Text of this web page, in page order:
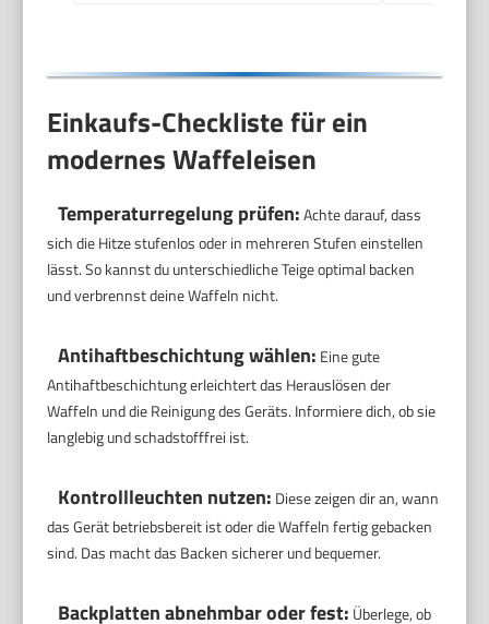
Einkaufs-Checkliste für ein
modernes Waffeleisen
Temperaturregelung prüfen:Achte darauf, dass
sich die Hitze stufenlos oder in mehreren Stufen einstellen
lässt. So kannst du unterschiedliche Teige optimal backen
und verbrennst deine Waffeln nicht.
Antihaftbeschichtung wählen: Eine gute
Antihaftbeschichtung erleichtert das Herauslösen der
Waffeln und die Reinigung des Geräts. Informiere dich, ob sie
langlebig und schadstofffrei ist.
Kontrollleuchten nutzen: Diese zeigen dir an, wann
das Gerät betriebsbereit ist oder die Waffeln fertig gebacken
sind. Das macht das Backen sicherer und bequemer.
Backplatten abnehmbar oder fest: Überlege, ob